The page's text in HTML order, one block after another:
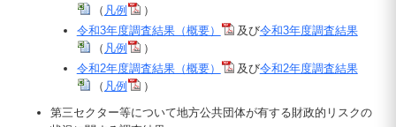
（ 凡例
）
令和3年度調査結果（概要）
及び令和3年度調査結果
（ 凡例
）
令和2年度調査結果（概要）
及び令和2年度調査結果
（ 凡例
）
第三セクター等について地方公共団体が有する財政的リスクの